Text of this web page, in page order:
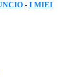
- I MIEI